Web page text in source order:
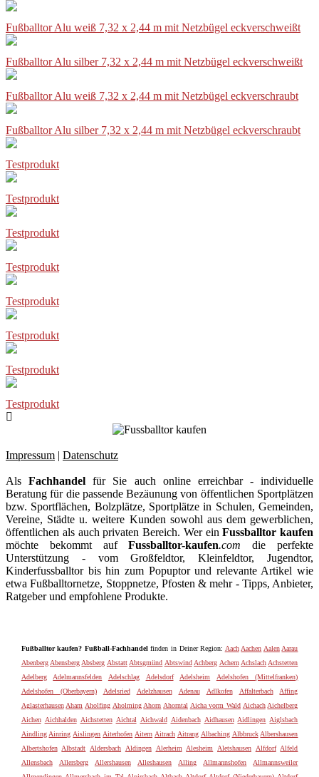
Fußballtor Alu weiß 7,32 x 2,44 m mit Netzbügel eckverschweißt
Fußballtor Alu silber 7,32 x 2,44 m mit Netzbügel eckverschweißt
Fußballtor Alu weiß 7,32 x 2,44 m mit Netzbügel eckverschraubt
Fußballtor Alu silber 7,32 x 2,44 m mit Netzbügel eckverschraubt
Testprodukt
Testprodukt
Testprodukt
Testprodukt
Testprodukt
Testprodukt
Testprodukt
Testprodukt
Impressum | Datenschutz
AlsFachhandel für Sie auch online erreichbar - individuelle
Beratung für die passende Bezäunung von öffentlichen Sportplätzen
bzw. Sportflächen, Bolzplätze, Sportplätze in Schulen, Gemeinden,
Vereine, Städte u. weitere Kunden sowohl aus dem gewerblichen,
öffentlichen als auch privaten Bereich. Wer einFussballtor kaufen
möchte bekommt aufFussballtor-kaufen.com die perfekte
Unterstützung - vom Großfeldtor, Kleinfeldtor, Jugendtor,
Kinderfussballtor bis hin zum Popuptor und relevante Artikel wie
etwa Fußballtornetze, Stoppnetze, Pfosten & mehr - Tipps, Anbieter,
Ratgeber und empfohlene Produkte.
Fußballtor kaufen? Fußball-Fachhandelfinden in Deiner Region: Aach Aachen Aalen Aarau
Abenberg Abensberg Absberg Abstatt Abtsgmünd Abtswind Achberg Achern Achslach Achstetten
Adelberg
Adelmannsfelden Adelschlag Adelsdorf Adelsheim
Adelshofen (Mittelfranken)
Adelshofen (Oberbayern)
Adelsried Adelzhausen Adenau Adlkofen Affalterbach
Affing
Aglasterhausen Aham Aholfing Aholming Ahorn Ahorntal Aicha vorm Wald Aichach Aichelberg
Aichen Aichhalden Aichstetten Aichtal Aichwald Aidenbach Aidhausen Aidlingen Aiglsbach
Aindling Ainring Aislingen Aiterhofen Aitern Aitrach Aitrang Albaching Albbruck Albershausen
Albertshofen Albstadt Aldersbach Aldingen Alerheim Alesheim Aletshausen Alfdorf Alfeld
Allensbach
Allersberg Allershausen Alleshausen Alling Allmannshofen
Allmannsweiler